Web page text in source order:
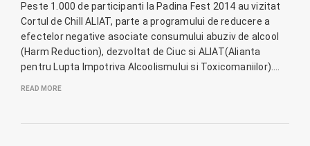
Peste 1.000 de participanti la Padina Fest 2014 au vizitat
Cortul de Chill ALIAT, parte a programului de reducere a
efectelor negative asociate consumului abuziv de alcool
(Harm Reduction), dezvoltat de Ciuc si ALIAT(Alianta
pentru Lupta Impotriva Alcoolismului si Toxicomaniilor).…
READ MORE